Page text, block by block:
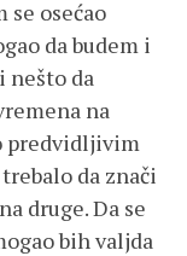
osećao
da budem i
nešto da
na
predvidljivim
da znači
druge. Da se
bih valjda